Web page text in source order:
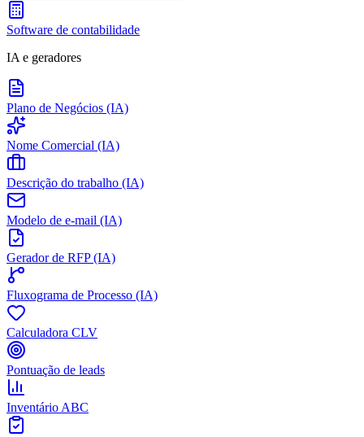
Software de contabilidade
IA e geradores
Plano de Negócios (IA)
Nome Comercial (IA)
Descrição do trabalho (IA)
Modelo de e-mail (IA)
Gerador de RFP (IA)
Fluxograma de Processo (IA)
Calculadora CLV
Pontuação de leads
Inventário ABC